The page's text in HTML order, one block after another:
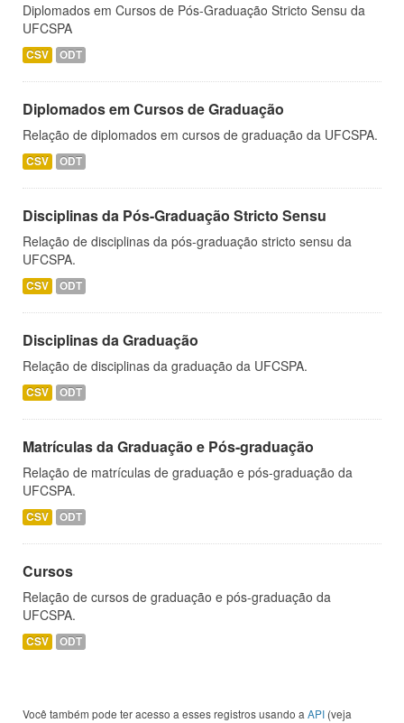
Diplomados em Cursos de Pós-Graduação Stricto Sensu da
UFCSPA
CSV ODT
Diplomados em Cursos de Graduação
Relação de diplomados em cursos de graduação da UFCSPA.
CSV ODT
Disciplinas da Pós-Graduação Stricto Sensu
Relação de disciplinas da pós-graduação stricto sensu da
UFCSPA.
CSV ODT
Disciplinas da Graduação
Relação de disciplinas da graduação da UFCSPA.
CSV ODT
Matrículas da Graduação e Pós-graduação
Relação de matrículas de graduação e pós-graduação da
UFCSPA.
CSV ODT
Cursos
Relação de cursos de graduação e pós-graduação da
UFCSPA.
CSV ODT
Você também pode ter acesso a esses registros usando a API (veja